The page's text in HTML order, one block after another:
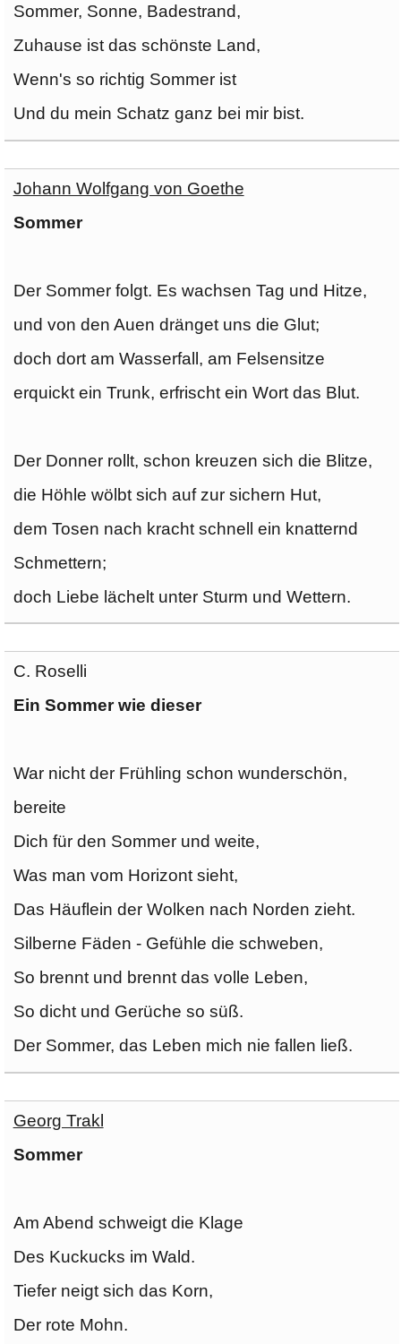
Sommer, Sonne, Badestrand,
Zuhause ist das schönste Land,
Wenn's so richtig Sommer ist
Und du mein Schatz ganz bei mir bist.
Johann Wolfgang von Goethe
Sommer
Der Sommer folgt. Es wachsen Tag und Hitze,
und von den Auen dränget uns die Glut;
doch dort am Wasserfall, am Felsensitze
erquickt ein Trunk, erfrischt ein Wort das Blut.
Der Donner rollt, schon kreuzen sich die Blitze,
die Höhle wölbt sich auf zur sichern Hut,
dem Tosen nach kracht schnell ein knatternd
Schmettern;
doch Liebe lächelt unter Sturm und Wettern.
C. Roselli
Ein Sommer wie dieser
War nicht der Frühling schon wunderschön,
bereite
Dich für den Sommer und weite,
Was man vom Horizont sieht,
Das Häuflein der Wolken nach Norden zieht.
Silberne Fäden - Gefühle die schweben,
So brennt und brennt das volle Leben,
So dicht und Gerüche so süß.
Der Sommer, das Leben mich nie fallen ließ.
Georg Trakl
Sommer
Am Abend schweigt die Klage
Des Kuckucks im Wald.
Tiefer neigt sich das Korn,
Der rote Mohn.